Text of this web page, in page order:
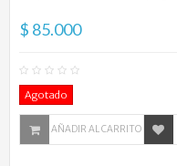
$ 85.000
Agotado
AÑADIR AL CARRITO